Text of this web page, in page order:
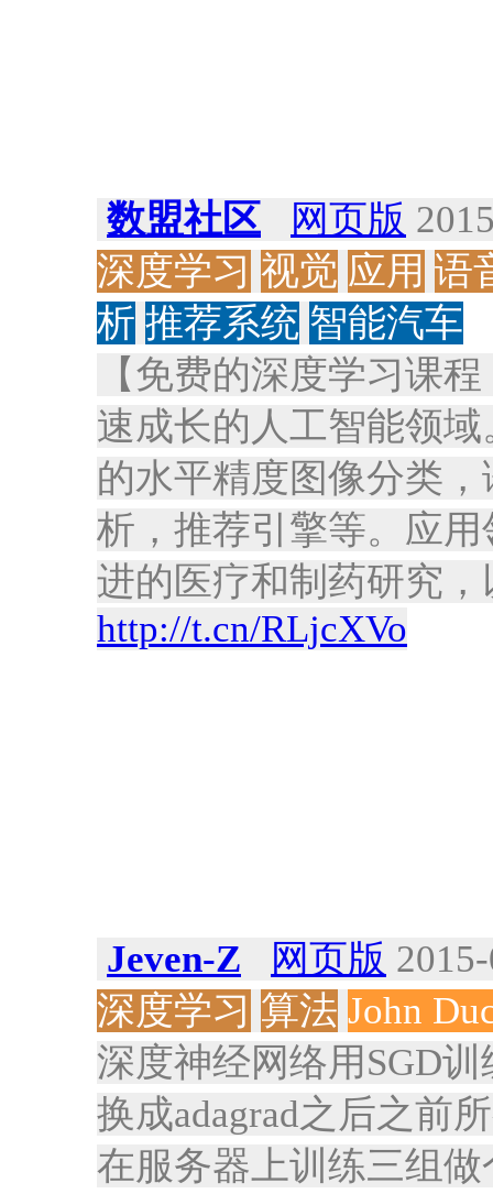
数盟社区 网页版
深度学习 视觉 应用 语
析 推荐系统 智能汽车
【免费的深度学习课
速成长的人工智能领
的水平精度图像分类
析，推荐引擎等。应
进的医疗和制药研究
http://t.cn/RLjcXVo
Jeven-Z 网页版
深度学习 算法 John
深度神经网络用SGD
换成adagrad之后之前
在服务器上训练三组